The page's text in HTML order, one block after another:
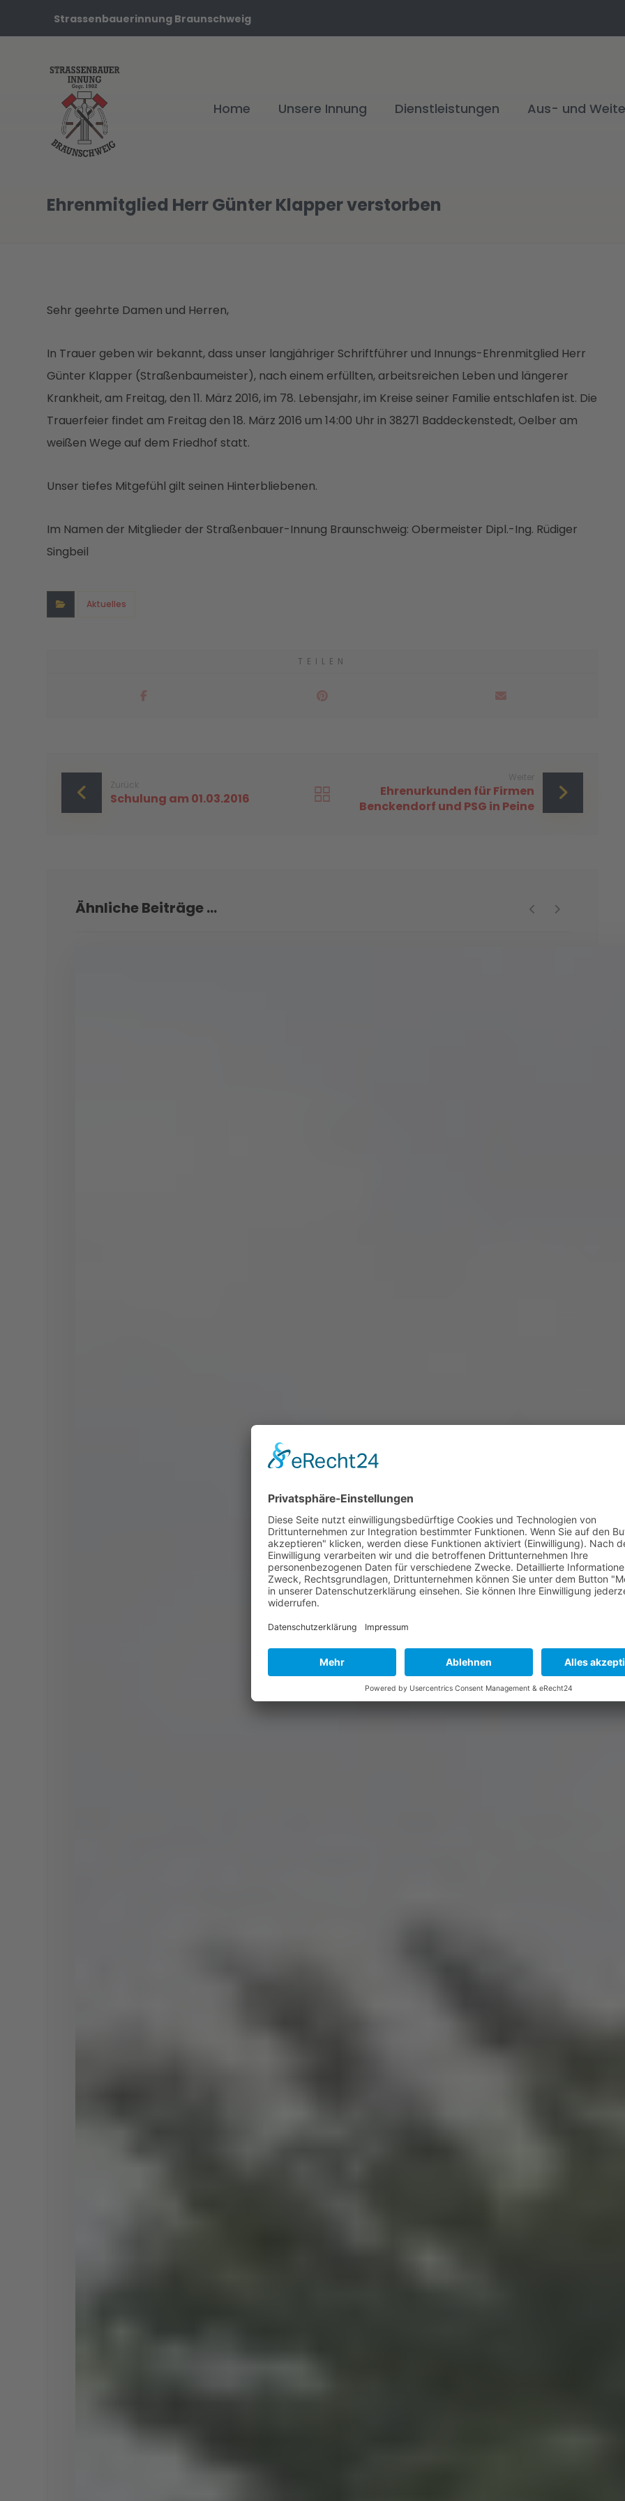
Strassenbauerinnung Braunschweig
Home Unsere Innung Dienstleistungen Aus- und
Ehrenmitglied Herr Günter Klapper verstorben
Sehr geehrte Damen und Herren,
In Trauer geben wir bekannt, dass unser langjähriger Schriftführer und Innungs-Ehrenmitglied Herr
Günter Klapper (Straßenbaumeister), nach einem erfüllten, arbeitsreichen Leben und längerer
Krankheit, am Freitag, den 11. März 2016, im 78. Lebensjahr, im Kreise seiner Familie entschlafen ist. Die
Trauerfeier findet am Freitag den 18. März 2016 um 14:00 Uhr in 38271 Baddeckenstedt, Oelber am
weißen Wege auf dem Friedhof statt.
Unser tiefes Mitgefühl gilt seinen Hinterbliebenen.
Im Namen der Mitglieder der Straßenbauer-Innung Braunschweig: Obermeister Dipl.-Ing. Rüdiger
Singbeil
Aktuelles
Zurück
Schulung am 01.03.2016
Weiter
Ehrenurkunden für Firmen
Benckendorf und PSG in Peine
Ähnliche Beiträge ...